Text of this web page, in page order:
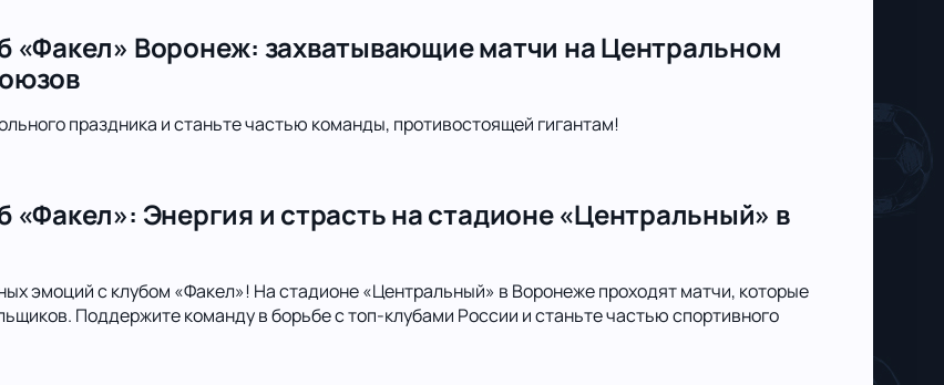
«Факел» Воронеж: захватывающие матчи на Центральном
праздника и станьте частью команды, противостоящей гигантам!
«Факел»: Энергия и страсть на стадионе «Центральный» в
эмоций с клубом «Факел»! На стадионе «Центральный» в Воронеже проходят матчи, которые
Поддержите команду в борьбе с топ-клубами России и станьте частью спортивного